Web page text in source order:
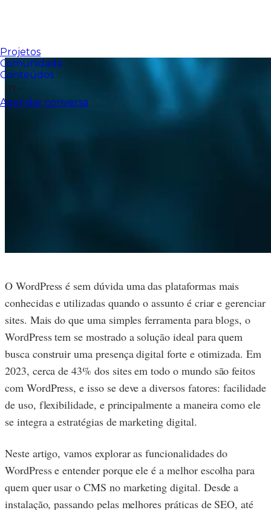
Projetos
Comunidade
Conteúdos
PT
Agendar conversa
O WordPress é sem dúvida uma das plataformas mais
conhecidas e utilizadas quando o assunto é criar e gerenciar
sites. Mais do que uma simples ferramenta para blogs, o
WordPress tem se mostrado a solução ideal para quem
busca construir uma presença digital forte e otimizada. Em
2023, cerca de 43% dos sites em todo o mundo são feitos
com WordPress, e isso se deve a diversos fatores: facilidade
de uso, flexibilidade, e principalmente a maneira como ele
se integra a estratégias de marketing digital.
Neste artigo, vamos explorar as funcionalidades do
WordPress e entender porque ele é a melhor escolha para
quem quer usar o CMS no marketing digital. Desde a
instalação, passando pelas melhores práticas de SEO, até